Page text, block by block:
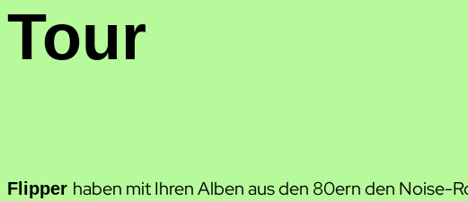
Tour
Flipper haben mit Ihren Alben aus den 80ern den Noise-